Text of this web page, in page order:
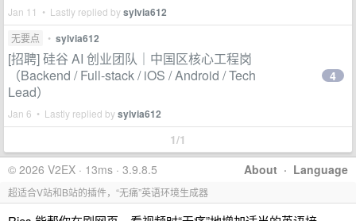
Jan 11 • Lastly replied bysylvia612
无要点 • sylvia612
[招聘] 硅谷 AI 创业团队｜中国区核心工程岗
（Backend / Full-stack / iOS / Android / Tech
Lead）
Jan 6 • Lastly replied bysylvia612
4
1/1
About · Language
© 2026 V2EX · 13ms · 3.9.8.5
超适合V站和B站的插件，“无痛”英语环境生成器